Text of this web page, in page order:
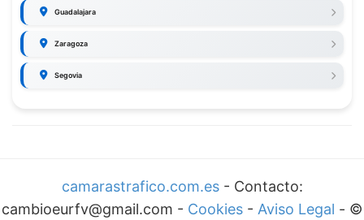
Guadalajara
Zaragoza
Segovia
camarastrafico.com.es- Contacto:
cambioeurfv@gmail.com - Cookies - Aviso Legal - ©